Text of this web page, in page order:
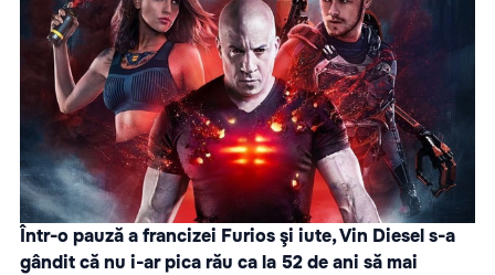
Într-o pauză a francizei Furios şi iute, Vin Diesel s-a
gândit că nu i-ar pica rău ca la 52 de ani să mai